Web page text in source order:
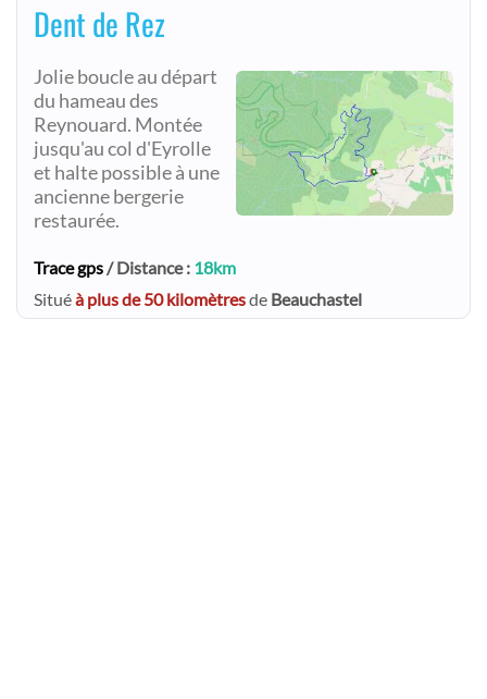
Dent de Rez
Jolie boucle au départ
du hameau des
Reynouard. Montée
jusqu'au col d'Eyrolle
et halte possible à une
ancienne bergerie
restaurée.
Trace gps/ Distance : 18km
Situéà plus de 50 kilomètresde Beauchastel